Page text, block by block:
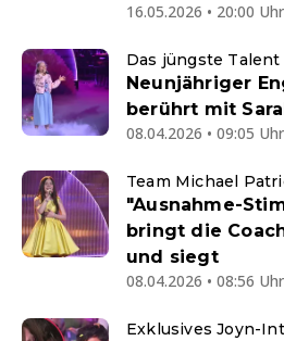
16.05.2026 • 20:00 Uhr
Das jüngste Talent
Neunjähriger
berührt mit
08.04.2026 • 09:05 Uhr
Team Michael
"Ausnahme-
bringt die
und siegt
08.04.2026 • 08:56 Uhr
Exklusives Joyn-